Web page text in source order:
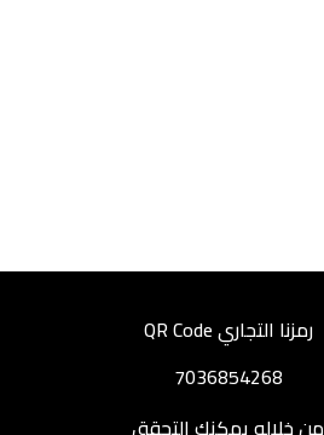
رمزنا التجاري QR Code
7036854268